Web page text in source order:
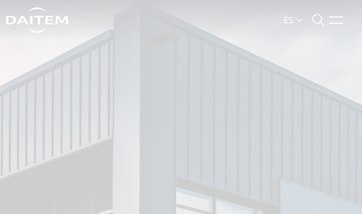
ES
search.label